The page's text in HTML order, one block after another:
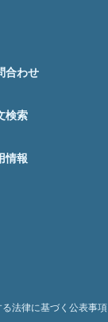
合わせ
検索
情報
法律に基づく公表事項